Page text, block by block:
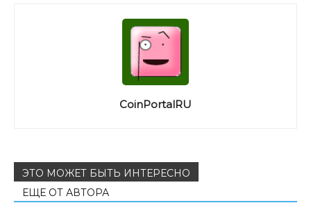
CoinPortalRU
ЭТО МОЖЕТ БЫТЬ ИНТЕРЕСНО
ЕЩЕ ОТ АВТОРА